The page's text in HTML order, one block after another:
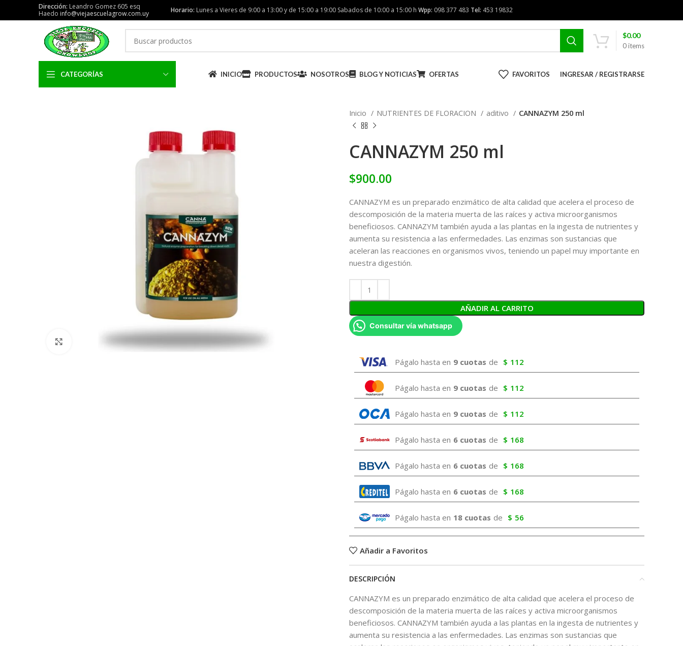
Dirección: Leandro Gomez 605 esq
Haedo info@viejaescuelagrow.com.uy Horario: Lunes a Vieres de 9:00 a 13:00 y de 15:00 a 19:00 Sabados de 10:00 a 15:00 h Wpp: 098 377 483 Tel: 453 19832
0items
$0.00
CATEGORÍAS INICIO PRODUCTOS NOSOTROS BLOG Y NOTICIAS OFERTAS FAVORITOS INGRESAR / REGISTRARSE
Inicio NUTRIENTES DE FLORACION aditivo CANNAZYM 250 ml
CANNAZYM 250 ml
$900.00
CANNAZYM es un preparado enzimático de alta calidad que acelera el proceso de
descomposición de la materia muerta de las raíces y activa microorganismos
beneficiosos. CANNAZYM también ayuda a las plantas en la ingesta de nutrientes y
aumenta su resistencia a las enfermedades. Las enzimas son sustancias que
aceleran las reacciones en organismos vivos, teniendo un papel muy importante en
nuestra digestión.
AÑADIR AL CARRITO
Consultar vía whatsapp
Págalo hasta en 9 cuotas de $ 112
Págalo hasta en 9 cuotas de $ 112
Págalo hasta en 9 cuotas de $ 112
Págalo hasta en 6 cuotas de $ 168
Págalo hasta en 6 cuotas de $ 168
Págalo hasta en 6 cuotas de $ 168
Págalo hasta en 18 cuotas de $ 56
Añadir a Favoritos
DESCRIPCIÓN
CANNAZYM es un preparado enzimático de alta calidad que acelera el proceso de
descomposición de la materia muerta de las raíces y activa microorganismos
beneficiosos. CANNAZYM también ayuda a las plantas en la ingesta de nutrientes y
aumenta su resistencia a las enfermedades. Las enzimas son sustancias que